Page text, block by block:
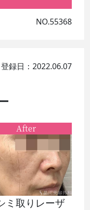
NO.55368
登録日：2022.06.07
取りレーザ
After